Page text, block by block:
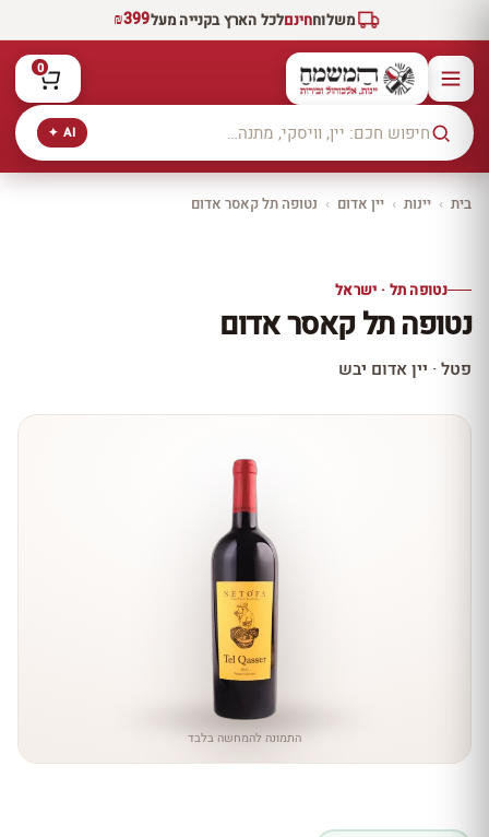
משלוחחינםלכל הארץ בקנייה מעל₪399
AI ✦
0
בית › יינות › יין אדום › נטופה תל קאסר אדום
10% הנחה
עכשיו ב-10% הנחה
נטופה תל · ישראל
נטופה תל קאסר אדום
פטל · יין אדום יבש
התמונה להמחשה בלבד